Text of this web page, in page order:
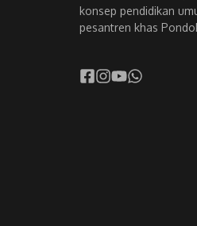
konsep pendidikan
pesantren khas